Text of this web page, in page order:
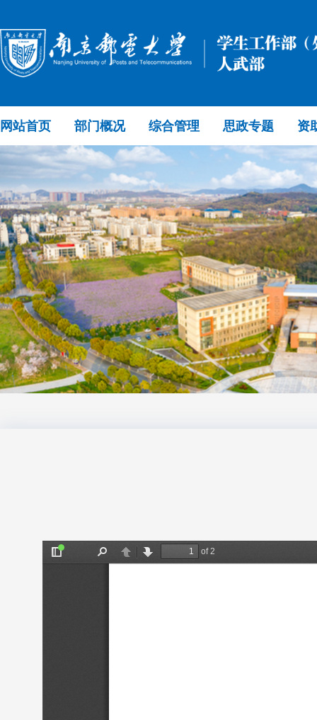
网站首页 部门概况 综合管理 思政专题 资